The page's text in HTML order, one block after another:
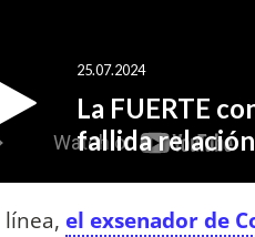
línea, el exsenador de